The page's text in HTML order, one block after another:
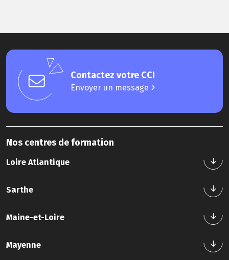
Contactez votre CCI
Envoyer un message
Nos centres de formation
Loire Atlantique
Nous contacter
Sarthe
Nous contacter
Maine-et-Loire
Mayenne